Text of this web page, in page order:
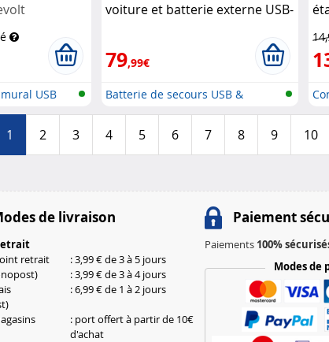
USB
voiture et batterie externe USB-
79,99€
Batterie de secours USB &
démarreur...
à
1 2 3 4 5 6 7 8 9 10
de livraison
retrait
: 3,99 € de 3 à 5 jours
: 3,99 € de 3 à 4 jours
: 6,99 € de 1 à 2 jours
: port offert à partir de 10€
d'achat
Paiement
Paiements 100%
Modes de